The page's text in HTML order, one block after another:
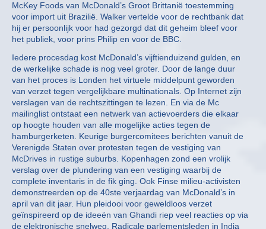
McKey Foods van McDonald’s Groot Brittanië toestemming
voor import uit Brazilië. Walker vertelde voor de rechtbank dat
hij er persoonlijk voor had gezorgd dat dit geheim bleef voor
het publiek, voor prins Philip en voor de BBC.
Iedere procesdag kost McDonald’s vijftienduizend gulden, en
de werkelijke schade is nog veel groter. Door de lange duur
van het proces is Londen het virtuele middelpunt geworden
van verzet tegen vergelijkbare multinationals. Op Internet zijn
verslagen van de rechtszittingen te lezen. En via de Mc
mailinglist ontstaat een netwerk van actievoerders die elkaar
op hoogte houden van alle mogelijke acties tegen de
hamburgerketen. Keurige burgercomitees berichten vanuit de
Verenigde Staten over protesten tegen de vestiging van
McDrives in rustige suburbs. Kopenhagen zond een vrolijk
verslag over de plundering van een vestiging waarbij de
complete inventaris in de fik ging. Ook Finse milieu-activisten
demonstreerden op de 40ste verjaardag van McDonald’s in
april van dit jaar. Hun pleidooi voor geweldloos verzet
geïnspireerd op de ideeën van Ghandi riep veel reacties op via
de elektronische snelweg. Radicale parlementsleden in India